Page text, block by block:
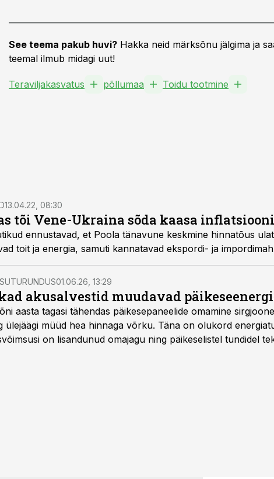
See teema pakub huvi? Hakka neid märksõnu jälgima ja
teemal ilmub midagi uut!
Teraviljakasvatus põllumaa Toidu tootmine
13.04.22, 08:30
tõi Vene-Ukraina sõda kaasa
ennustavad, et Poola tänavune keskmine hinnatõus
toit ja energia, samuti kannatavad ekspordi- ja
01.06.26, 13:29
akusalvestid muudavad
aasta tagasi tähendas päikesepaneelide omamine
ülejäägi müüd hea hinnaga võrku. Täna on olukord
on lisandunud omajagu ning päikeselistel tundidel